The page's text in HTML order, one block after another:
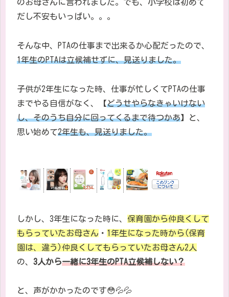
のお母さんに言われました。でも、 小学校は初めて
だし不安もいっぱい。。。
そんな中、 PTAの仕事まで出来るか心配だったので、
1年生のPTAは立候補せずに、見送りました。
子供が2年生になった時、仕事が忙しくてPTAの仕事
までやる自信がなく、【どうせやらなきゃいけない
し、そのうち自分に回ってくるまで待つかあ】
と、
思い始めて2年生も、見送りました。
しかし、3年生になった時に、 保育園から仲良くして
もらっていたお母さん ・ 1 年生になった時から(保育
園は、違う )仲良くしてもらっていたお母さん2 人
の、 3人から一緒に3年生のPTA立候補しない？
と、声がかかったのです😳💦💦